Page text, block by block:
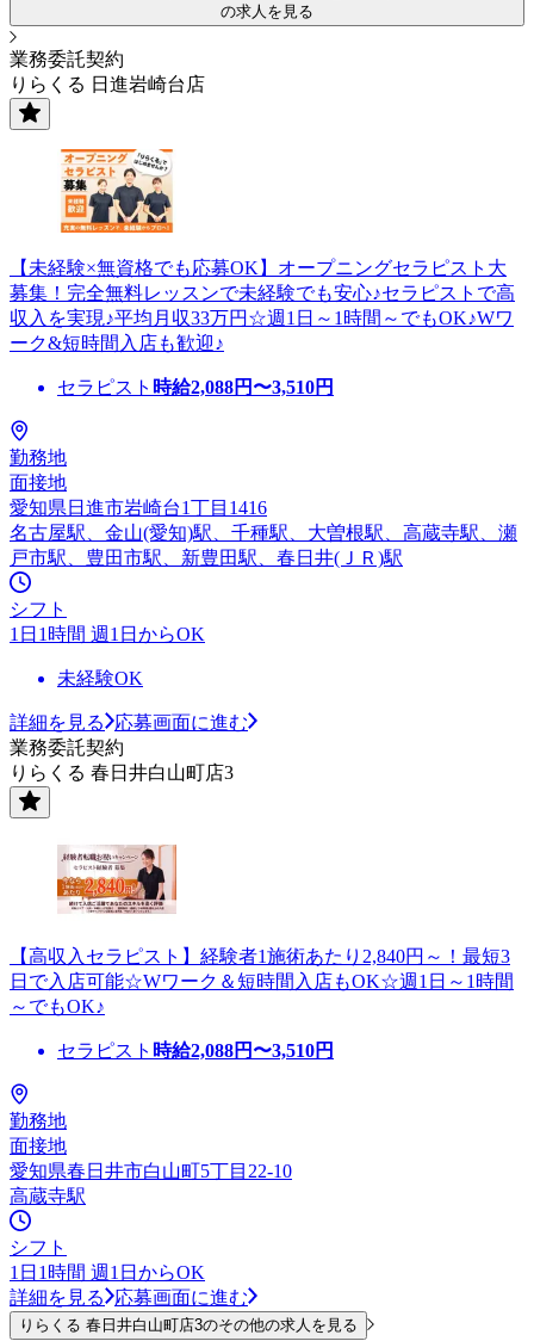
の求人を見る
業務委託契約
りらくる 日進岩崎台店
【未経験×無資格でも応募OK】オープニングセラピスト大
募集！完全無料レッスンで未経験でも安心♪セラピストで高
収入を実現♪平均月収33万円☆週1日～1時間～でもOK♪Wワ
ーク&短時間入店も歓迎♪
セラピスト 時給2,088円〜3,510円
勤務地
面接地
愛知県日進市岩崎台1丁目1416
名古屋駅、金山(愛知)駅、千種駅、大曽根駅、高蔵寺駅、瀬
戸市駅、豊田市駅、新豊田駅、春日井(ＪＲ)駅
シフト
1日1時間 週1日からOK
未経験OK
詳細を見る
応募画面に進む
業務委託契約
りらくる 春日井白山町店3
【高収入セラピスト】経験者1施術あたり2,840円～！最短3
日で入店可能☆Wワーク＆短時間入店もOK☆週1日～1時間
～でもOK♪
セラピスト 時給2,088円〜3,510円
勤務地
面接地
愛知県春日井市白山町5丁目22-10
高蔵寺駅
シフト
1日1時間 週1日からOK
詳細を見る
応募画面に進む
りらくる 春日井白山町店3のその他の求人を見る